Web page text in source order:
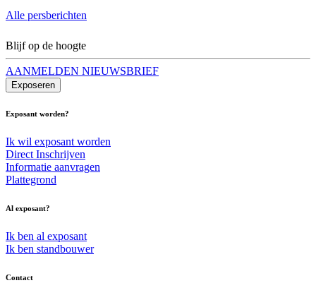
Alle persberichten
Blijf op de hoogte
AANMELDEN NIEUWSBRIEF
Exposeren
Exposant worden?
Ik wil exposant worden
Direct Inschrijven
Informatie aanvragen
Plattegrond
Al exposant?
Ik ben al exposant
Ik ben standbouwer
Contact